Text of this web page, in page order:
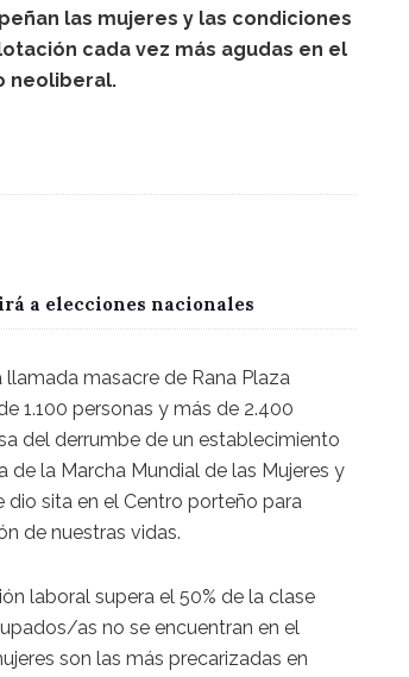
las mujeres y las condiciones
cada vez más agudas en el
neoliberal.
a elecciones nacionales
masacre de Rana Plaza
1.100 personas y más de 2.400
del derrumbe de un establecimiento
la Marcha Mundial de las Mujeres y
sita en el Centro porteño para
de nuestras vidas.
laboral supera el 50% de la clase
as no se encuentran en el
son las más precarizadas en